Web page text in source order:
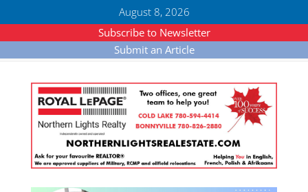
August 8, 2026
Subscribe to Newsletter
Submit an Article